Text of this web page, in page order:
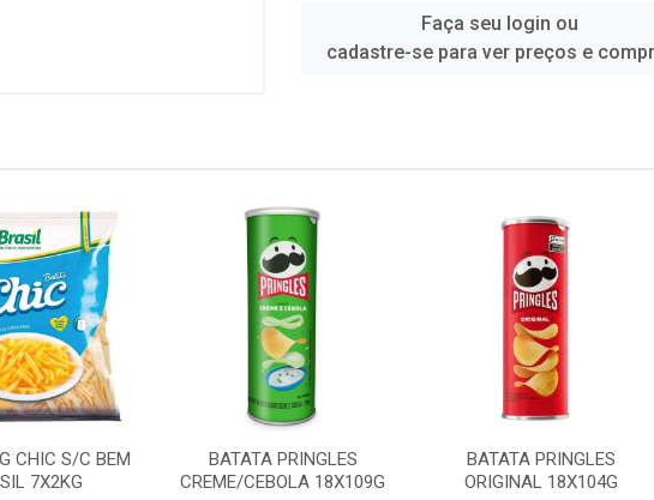
Faça seu login ou
cadastre-se para ver preços e
CHIC S/C BEM
7X2KG
BATATA PRINGLES
CREME/CEBOLA 18X109G
BATATA PRINGLES
ORIGINAL 18X104G